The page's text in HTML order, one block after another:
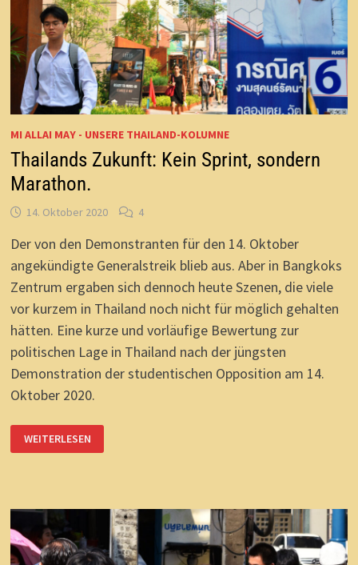
MI ALLAI MAY - UNSERE THAILAND-KOLUMNE
Thailands Zukunft: Kein Sprint, sondern
Marathon.
14. Oktober 2020 4
Der von den Demonstranten für den 14. Oktober
angekündigte Generalstreik blieb aus. Aber in Bangkoks
Zentrum ergaben sich dennoch heute Szenen, die viele
vor kurzem in Thailand noch nicht für möglich gehalten
hätten. Eine kurze und vorläufige Bewertung zur
politischen Lage in Thailand nach der jüngsten
Demonstration der studentischen Opposition am 14.
Oktober 2020.
THAILANDS
ZUKUNFT:
KEIN
WEITERLESEN